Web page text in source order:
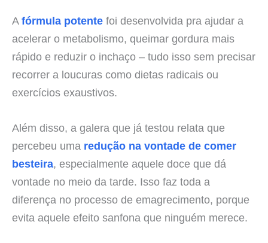
Afórmula potente foi desenvolvida pra ajudar a
acelerar o metabolismo, queimar gordura mais
rápido e reduzir o inchaço – tudo isso sem precisar
recorrer a loucuras como dietas radicais ou
exercícios exaustivos.
Além disso, a galera que já testou relata que
percebeu uma redução na vontade de comer
besteira, especialmente aquele doce que dá
vontade no meio da tarde. Isso faz toda a
diferença no processo de emagrecimento, porque
evita aquele efeito sanfona que ninguém merece.